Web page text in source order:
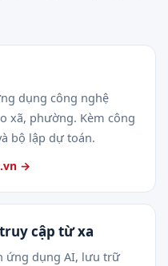
dụng công nghệ
xã, phường. Kèm công
bộ lập dự toán.
→
cập từ xa
ứng dụng AI, lưu trữ